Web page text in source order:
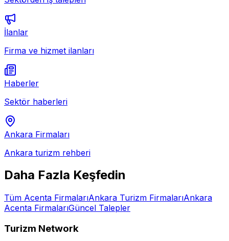
İlanlar
Firma ve hizmet ilanları
Haberler
Sektör haberleri
Ankara Firmaları
Ankara turizm rehberi
Daha Fazla Keşfedin
Tüm Acenta FirmalarıAnkara Turizm FirmalarıAnkara
Acenta FirmalarıGüncel Talepler
Turizm Network